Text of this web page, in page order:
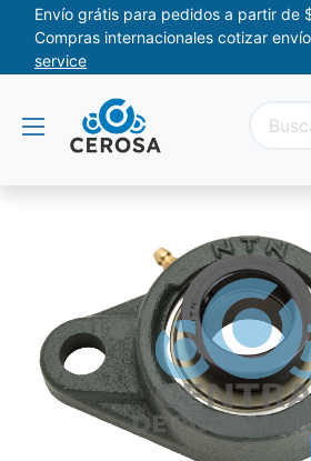
Envío grátis para pedidos a partir de
Compras internacionales cotizar
service